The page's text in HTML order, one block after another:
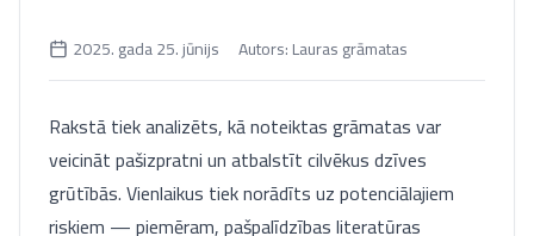
2025. gada 25. jūnijs Autors:Lauras grāmatas
Rakstā tiek analizēts, kā noteiktas grāmatas var
veicināt pašizpratni un atbalstīt cilvēkus dzīves
grūtībās. Vienlaikus tiek norādīts uz potenciālajiem
riskiem — piemēram, pašpalīdzības literatūras